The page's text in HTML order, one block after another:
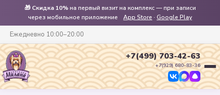
🎁 Скидка 10%на первый визит на комплекс — при записи
через мобильное приложение
App Store · Google Play
Ежедневно 10:00–20:00
+7(499) 703-42-63
+7(929) 680-83-36